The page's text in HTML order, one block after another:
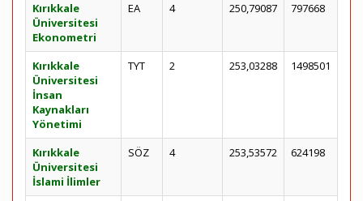
Kırıkkale
Üniversitesi
Ekonometri
EA 4 250,79087 797668
Kırıkkale
Üniversitesi
İnsan
Kaynakları
Yönetimi
TYT 2 253,03288 1498501
Kırıkkale
Üniversitesi
İslami İlimler
SÖZ 4 253,53572 624198